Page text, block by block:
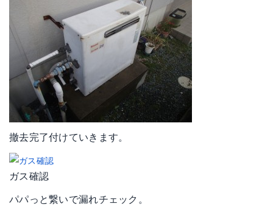
撤去完了付けていきます。
ガス確認
パパっと繋いで漏れチェック。